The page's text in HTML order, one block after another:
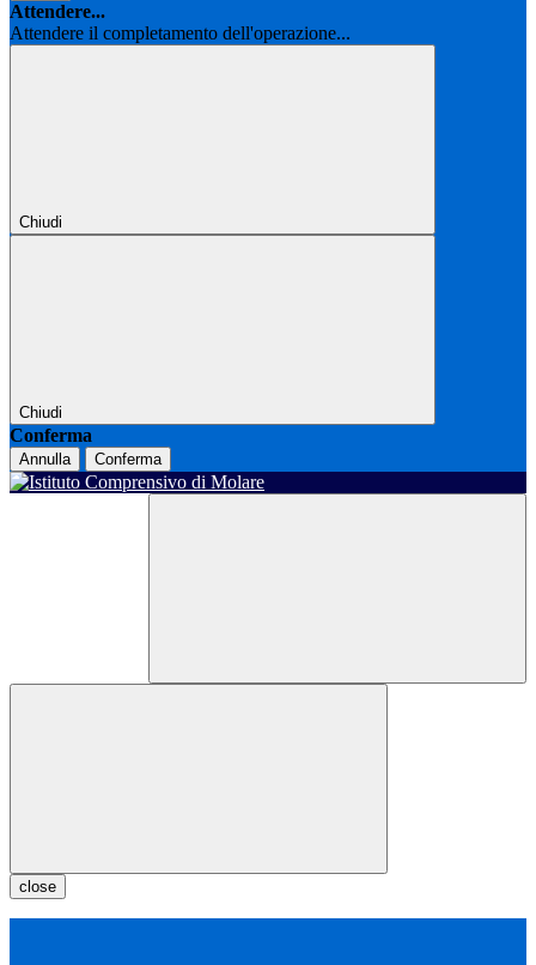
Attendere...
Attendere il completamento dell'operazione...
Chiudi
Chiudi
Conferma
Annulla Conferma
close